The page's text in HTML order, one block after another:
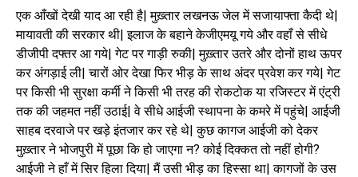
एक आँखों देखी याद आ रही है| मुख़्तार लखनऊ जेल में सजायाफ्ता कैदी थे|
मायावती की सरकार थी| इलाज के बहाने केजीएमयू गये और वहाँ से सीधे
डीजीपी दफ्तर आ गये| गेट पर गाड़ी रुकी| मुख़्तार उतरे और दोनों हाथ ऊपर
कर अंगड़ाई ली| चारों ओर देखा फिर भीड़ के साथ अंदर प्रवेश कर गये| गेट
पर किसी भी सुरक्षा कर्मी ने किसी भी तरह की रोकटोक या रजिस्टर में एंट्री
तक की जहमत नहीं उठाई| वे सीधे आईजी स्थापना के कमरे में पहुंचे| आईजी
साहब दरवाजे पर खड़े इंतजार कर रहे थे| कुछ कागज आईजी को देकर
मुख़्तार ने भोजपुरी में पूछा कि हो जाएगा न? कोई दिक्कत तो नहीं होगी?
आईजी ने हाँ में सिर हिला दिया| मैं उसी भीड़ का हिस्सा था| कागजों के उस